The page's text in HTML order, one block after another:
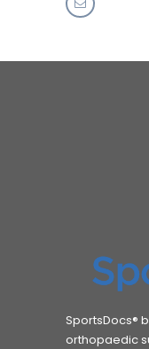
SportsDocs®
orthopaedic